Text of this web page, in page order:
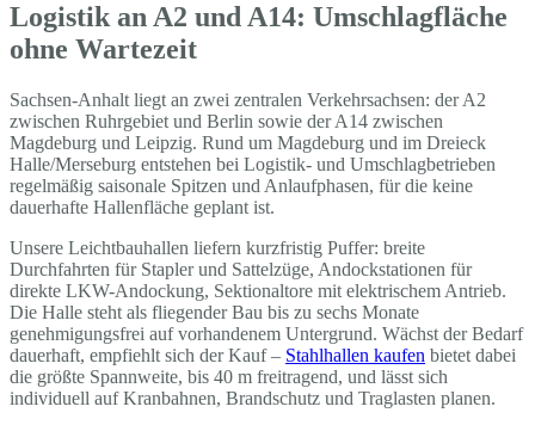
Logistik an A2 und A14: Umschlagfläche
ohne Wartezeit
Sachsen-Anhalt liegt an zwei zentralen Verkehrsachsen: der A2
zwischen Ruhrgebiet und Berlin sowie der A14 zwischen
Magdeburg und Leipzig. Rund um Magdeburg und im Dreieck
Halle/Merseburg entstehen bei Logistik- und Umschlagbetrieben
regelmäßig saisonale Spitzen und Anlaufphasen, für die keine
dauerhafte Hallenfläche geplant ist.
Unsere Leichtbauhallen liefern kurzfristig Puffer: breite
Durchfahrten für Stapler und Sattelzüge, Andockstationen für
direkte LKW-Andockung, Sektionaltore mit elektrischem Antrieb.
Die Halle steht als fliegender Bau bis zu sechs Monate
genehmigungsfrei auf vorhandenem Untergrund. Wächst der Bedarf
dauerhaft, empfiehlt sich der Kauf – Stahlhallen kaufen bietet dabei
die größte Spannweite, bis 40 m freitragend, und lässt sich
individuell auf Kranbahnen, Brandschutz und Traglasten planen.